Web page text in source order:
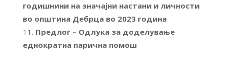
годишнини на значајни настани и личности
во општина Дебрца во 2023 година
Предлог – Одлука за доделување
еднократна парична помош